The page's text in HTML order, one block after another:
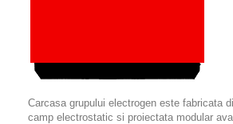
Carcasa grupului electrogen este fabricata
camp electrostatic si proiectata modular